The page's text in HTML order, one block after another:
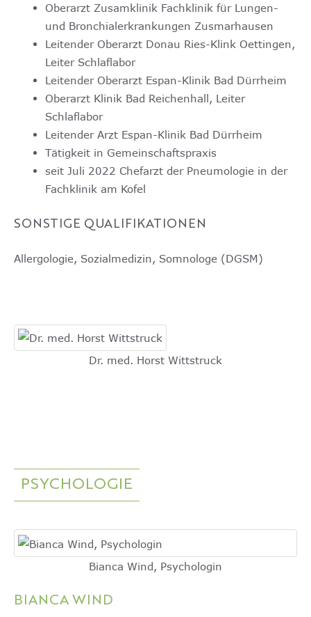
Oberarzt Zusamklinik Fachklinik für Lungen-
und Bronchialerkrankungen Zusmarhausen
Leitender Oberarzt Donau Ries-Klink Oettingen,
Leiter Schlaflabor
Leitender Oberarzt Espan-Klinik Bad Dürrheim
Oberarzt Klinik Bad Reichenhall, Leiter
Schlaflabor
Leitender Arzt Espan-Klinik Bad Dürrheim
Tätigkeit in Gemeinschaftspraxis
seit Juli 2022 Chefarzt der Pneumologie in der
Fachklinik am Kofel
SONSTIGE QUALIFIKATIONEN
Allergologie, Sozialmedizin, Somnologe (DGSM)
Dr. med. Horst Wittstruck
PSYCHOLOGIE
Bianca Wind, Psychologin
BIANCA WIND